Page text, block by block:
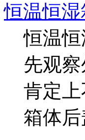
恒温恒
恒温
先观
肯定
箱体